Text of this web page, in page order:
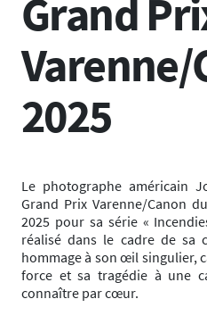
Grand
Varenne/
2025
Le photographe américain
Grand Prix Varenne/Canon
2025 pour sa série «
réalisé dans le cadre de sa
hommage à son œil singulier,
force et sa tragédie à une
connaître par cœur.